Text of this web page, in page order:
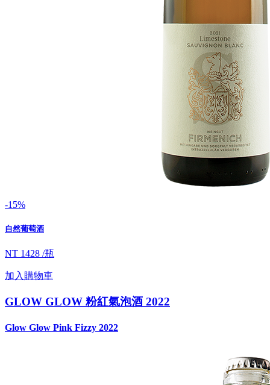
-15%
自然葡萄酒
NT 1428 /瓶
加入購物車
GLOW GLOW 粉紅氣泡酒 2022
Glow Glow Pink Fizzy 2022